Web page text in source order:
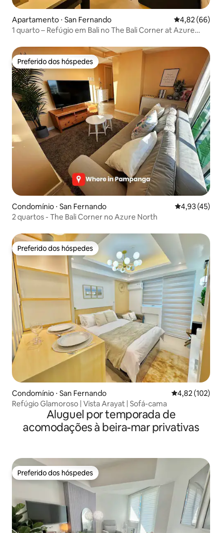
Apartamento ⋅ San Fernando 4,82 de uma
4,82 (66)
1 quarto – Refúgio em Bali no The Bali Corner at Azure
Preferido dos hóspedes
Preferido dos hóspedes
Condomínio ⋅ San Fernando 4,93 de uma
4,93 (45)
2 quartos - The Bali Corner no Azure North
Preferido dos hóspedes
Preferido dos hóspedes
Condomínio ⋅ San Fernando 4,82 de uma
4,82 (102)
Refúgio Glamoroso | Vista Arayat | Sofá-cama
Aluguel por temporada de
acomodações à beira-mar privativas
Preferido dos hóspedes
Preferido dos hóspedes